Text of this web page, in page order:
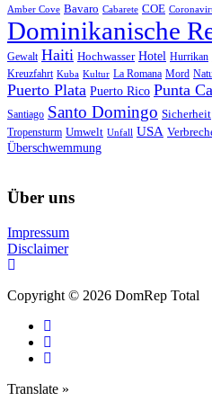
Amber Cove Bavaro Cabarete COE
Dominikanische
Gewalt Haiti Hochwasser Hotel Hurrikan
Kreuzfahrt Kuba Kultur La Romana Mord
Puerto Plata Puerto Rico Punta
Santiago Santo Domingo Sicherheit
Tropensturm Umwelt Unfall USA
Überschwemmung
Über uns
Impressum
Disclaimer
Copyright © 2026 DomRep Total
Translate »